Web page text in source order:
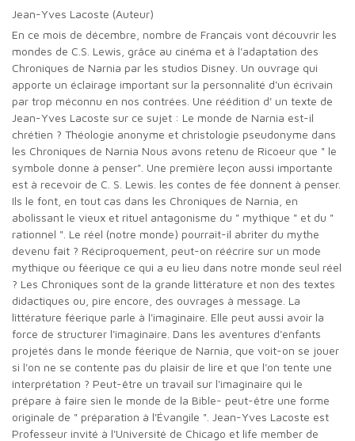
Jean-Yves Lacoste (Auteur)
En ce mois de décembre, nombre de Français vont découvrir les
mondes de C.S. Lewis, grâce au cinéma et à l'adaptation des
Chroniques de Narnia par les studios Disney. Un ouvrage qui
apporte un éclairage important sur la personnalité d'un écrivain
par trop méconnu en nos contrées. Une réédition d' un texte de
Jean-Yves Lacoste sur ce sujet : Le monde de Narnia est-il
chrétien ? Théologie anonyme et christologie pseudonyme dans
les Chroniques de Narnia Nous avons retenu de Ricoeur que " le
symbole donne à penser". Une première leçon aussi importante
est à recevoir de C. S. Lewis. les contes de fée donnent à penser.
Ils le font, en tout cas dans les Chroniques de Narnia, en
abolissant le vieux et rituel antagonisme du " mythique " et du "
rationnel ". Le réel (notre monde) pourrait-il abriter du mythe
devenu fait ? Réciproquement, peut-on réécrire sur un mode
mythique ou féerique ce qui a eu lieu dans notre monde seul réel
? Les Chroniques sont de la grande littérature et non des textes
didactiques ou, pire encore, des ouvrages à message. La
littérature féerique parle à l'imaginaire. Elle peut aussi avoir la
force de structurer l'imaginaire. Dans les aventures d'enfants
projetés dans le monde féerique de Narnia, que voit-on se jouer
si l'on ne se contente pas du plaisir de lire et que l'on tente une
interprétation ? Peut-être un travail sur l'imaginaire qui le
prépare à faire sien le monde de la Bible- peut-être une forme
originale de " préparation à l'Évangile ". Jean-Yves Lacoste est
Professeur invité à l'Université de Chicago et life member de